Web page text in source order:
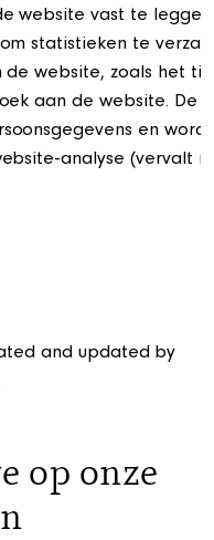
website vast te
statistieken te
de website, zoals het
aan de website. De
en
analyse (vervalt
and updated by
op onze